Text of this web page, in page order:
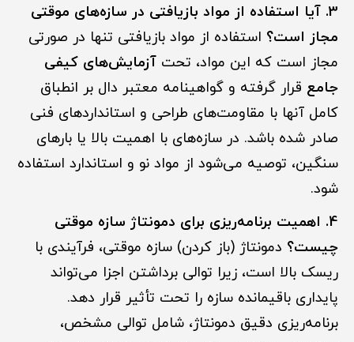
3. آیا استفاده از مواد بازیافتی در سازه‌های موقتی
مجاز است؟ استفاده از مواد بازیافتی تنها در صورتی
مجاز است که این مواد، تحت آزمایش‌های کیفی
جامع قرار گرفته و گواهینامه معتبر دال بر انطباق
کامل آنها با مقاومت‌های طراحی و استانداردهای فنی
صادر شده باشد. در سازه‌های با اهمیت بالا یا بارهای
سنگین، توصیه می‌شود از مواد نو و استاندارد استفاده
شود.
4. اهمیت برنامه‌ریزی برای دمونتاژ سازه موقتی
چیست؟ دمونتاژ (باز کردن) سازه موقتی، فرآیندی با
ریسک بالا است، زیرا توالی برداشتن اجزا می‌تواند
پایداری باقیمانده سازه را تحت تأثیر قرار دهد.
برنامه‌ریزی دقیق دمونتاژ، شامل توالی مشخص،